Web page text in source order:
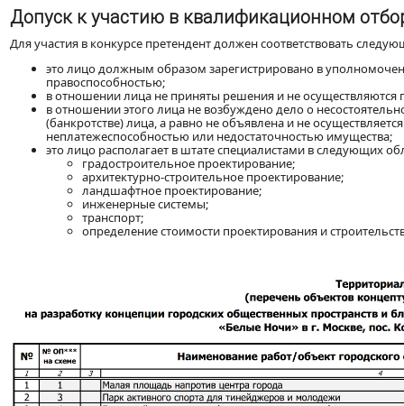
Допуск к участию в квалификационном
Для участия в конкурсе претендент должен соответствовать
это лицо должным образом зарегистрировано в
правоспособностью;
в отношении лица не приняты решения и не
в отношении этого лица не возбуждено дело о
(банкротстве) лица, а равно не объявлена и не
неплатежеспособностью или недостаточностью имущества;
это лицо располагает в штате специалистами в следующих
градостроительное проектирование;
архитектурно-строительное проектирование;
ландшафтное проектирование;
инженерные системы;
транспорт;
определение стоимости проектирования и